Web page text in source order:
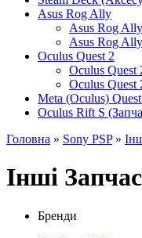
Asus Rog Ally
Asus Rog
Asus Rog
Oculus Quest 2
Oculus Quest
Oculus Quest
Meta (Oculus)
Oculus Rift S
Головна » Sony PSP»
Інші
Бренди